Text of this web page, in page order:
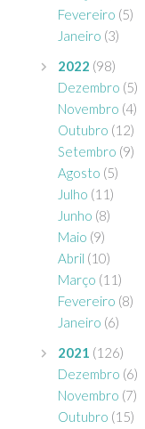
Fevereiro (5)
Janeiro (3)
2022 (98)
Dezembro (5)
Novembro (4)
Outubro (12)
Setembro (9)
Agosto (5)
Julho (11)
Junho (8)
Maio (9)
Abril (10)
Março (11)
Fevereiro (8)
Janeiro (6)
2021 (126)
Dezembro (6)
Novembro (7)
Outubro (15)